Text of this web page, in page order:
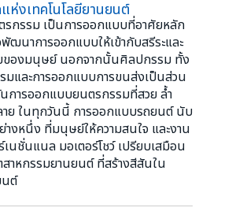
ห่งเทคโนโลยียานยนต์
รกรรม เป็นการออกแบบที่อาศัยหลัก
ฒนาการออกแบบให้เข้ากับสรีระและ
ยของมนุษย์ นอกจากนั้นศิลปกรรม ทั้ง
มและการออกแบบการขนส่งเป็นส่วน
การออกแบบยนตรกรรมที่สวย ล้ำ
าย ในทุกวันนี้ การออกแบบรถยนต์ นับ
างหนึ่ง ที่มนุษย์ให้ความสนใจ และงาน
นชั่นแนล มอเตอร์โชว์ เปรียบเสมือน
าหกรรมยานยนต์ ที่สร้างสีสันใน
นต์